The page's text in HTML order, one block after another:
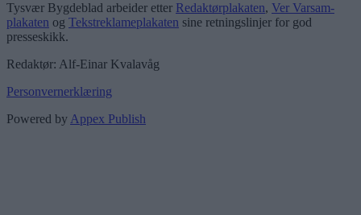
Tysvær Bygdeblad arbeider etter Redaktørplakaten, Ver Varsam-
plakaten og Tekstreklameplakaten sine retningslinjer for god
presseskikk.
Redaktør: Alf-Einar Kvalavåg
Personvernerklæring
Powered byAppex Publish